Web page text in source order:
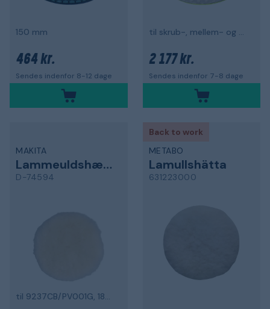
150 mm
464 kr.
Sendes indenfor 8-12 dage
til skrub-, mellem- og finslibning
2 177 kr.
Sendes indenfor 7-8 dage
MAKITA
Lammeuldshætte
D-74594
til 9237CB/PV001G, 180 mm
Back to work
METABO
Lamullshätta
631223000